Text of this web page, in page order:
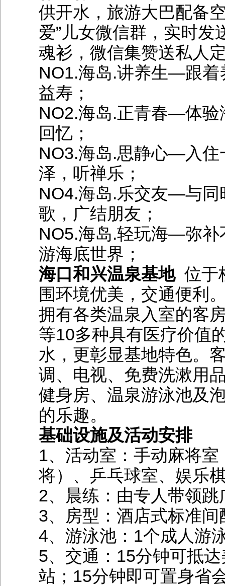
供开水，旅游大巴配备
爱”儿女微信群，实时
魂衫，微信集赞送私人
NO1.海岛.讲养生—跟着
益寿；
NO2.海岛.正青春—体验
回忆；
NO3.海岛.思静心—入住
泽，听禅乐；
NO4.海岛.乐交友—与同
歌，广结朋友；
NO5.海岛.轻玩海—弥补
游海底世界；
海口和兴温泉基地位于
围环境优美，交通便利
拥有各类温泉入室的客
等10多种具有医疗价值
水，更彰显基地特色。
调、电视、免费洗漱用
健身房、温泉游泳池及
的乐趣。
基础设施及活动安排
1、活动室：手动麻将
将）、乒乓球室、娱乐
2、晨练：由专人带领
3、房型：酒店式标准间
4、游泳池：1个成人游
5、交通：15分钟可抵
站；15分钟即可置身省